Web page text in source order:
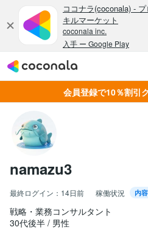
会員登録で10％割引
namazu3
最終ログイン： 14日前 稼働状況 内
戦略・業務コンサルタント
30代後半
男性